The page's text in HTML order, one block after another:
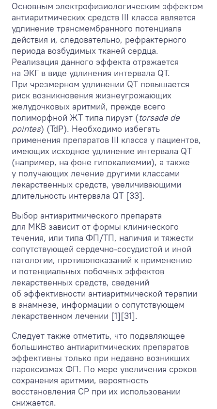
Основным электрофизиологическим эффектом
антиаритмических средств III класса является
удлинение трансмембранного потенциала
действия и, следовательно, рефрактерного
периода возбудимых тканей сердца.
Реализация данного эффекта отражается
на ЭКГ в виде удлинения интервала QT.
При чрезмерном удлинении QT повышается
риск возникновения жизнеугрожающих
желудочковых аритмий, прежде всего
полиморфной ЖТ типа пируэт (torsade de
pointes) (TdP). Необходимо избегать
применения препаратов III класса у пациентов,
имеющих исходное удлинение интервала QT
(например, на фоне гипокалиемии), а также
у получающих лечение другими классами
лекарственных средств, увеличивающими
длительность интервала QT [33].
Выбор антиаритмического препарата
для МКВ зависит от формы клинического
течения, или типа ФП/ТП, наличия и тяжести
сопутствующей сердечно-сосудистой и иной
патологии, противопоказаний к применению
и потенциальных побочных эффектов
лекарственных средств, сведений
об эффективности антиаритмической терапии
в анамнезе, информации о сопутствующем
лекарственном лечении [1][31].
Следует также отметить, что подавляющее
большинство антиаритмических препаратов
эффективны только при недавно возникших
пароксизмах ФП. По мере увеличения сроков
сохранения аритмии, вероятность
восстановления СР при их использовании
снижается.